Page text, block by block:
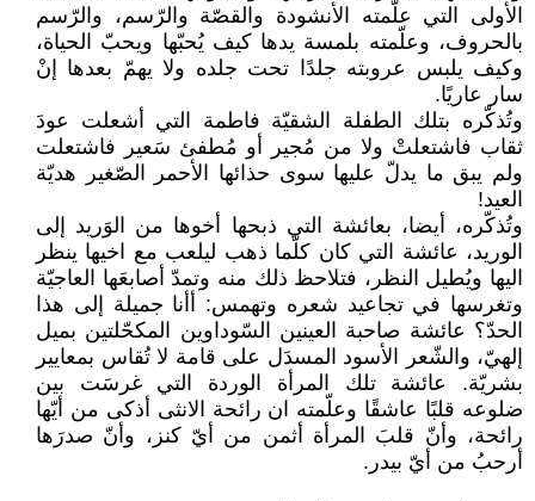
الأولى التي علّمته الأنشودة والقصّة والرّسم، والرّسم
بالحروف، وعلّمته بلمسة يدها كيف يُحبّها ويحبّ الحياة،
وكيف يلبس عروبته جلدًا تحت جلده ولا يهمّ بعدها إنْ
سار عاريًا.
وتُذكّره بتلك الطفلة الشقيّة فاطمة التي أشعلت عودَ
ثقاب فاشتعلتْ ولا من مُجير أو مُطفئ سَعير فاشتعلت
ولم يبق ما يدلّ عليها سوى حذائها الأحمر الصّغير هديّة
العيد!
وتُذكّره، أيضا، بعائشة التي ذبحها أخوها من الوَريد إلى
الوريد، عائشة التي كان كلّما ذهب ليلعب مع اخيها ينظر
اليها ويُطيل النظر، فتلاحظ ذلك منه وتمدّ أصابعَها العاجيّة
وتغرسها في تجاعيد شعره وتهمس: أأنا جميلة إلى هذا
الحدّ؟ عائشة صاحبة العينين السّوداوين المكحّلتين بميل
إلهيّ، والشّعر الأسود المسدَل على قامة لا تُقاس بمعايير
بشريّة. عائشة تلك المرأة الوردة التي غرسَت بين
ضلوعه قلبًا عاشقًا وعلّمته ان رائحة الانثى أذكى من أيّها
رائحة، وأنّ قلبَ المرأة أثمن من أيّ كنز، وأنّ صدرَها
أرحبُ من أيّ بيدر.